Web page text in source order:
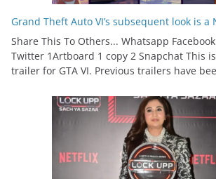
Grand Theft Auto VI’s subsequent look is
Share This To Others... Whatsapp
Twitter 1Artboard 1 copy 2 Snapchat This
trailer for GTA VI. Previous trailers have